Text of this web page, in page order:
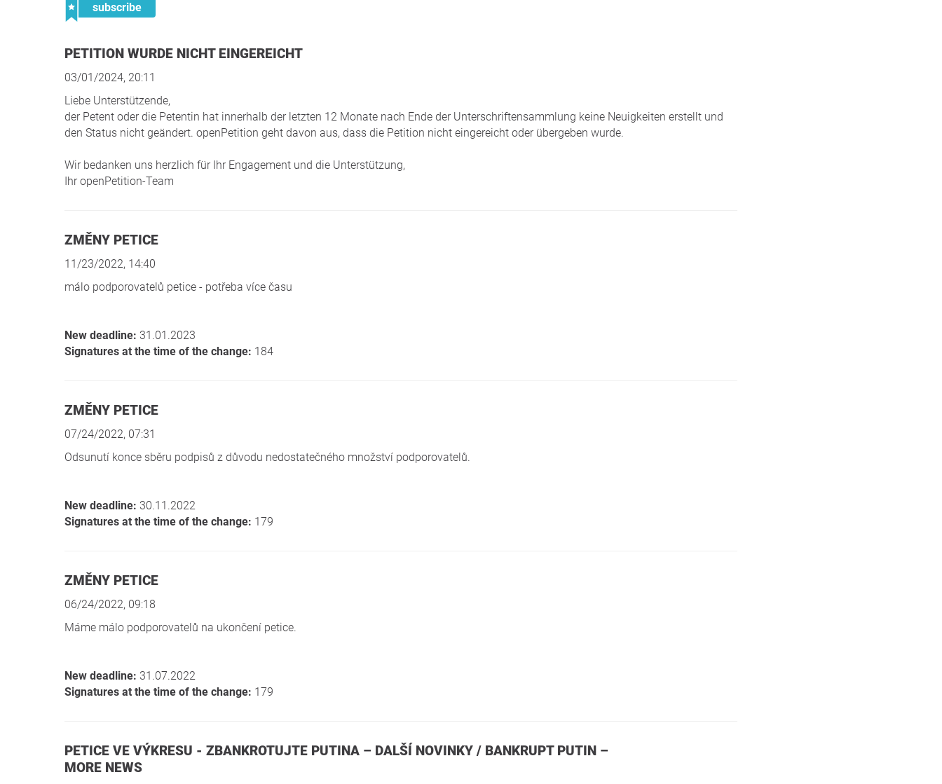
subscribe
PETITION WURDE NICHT EINGEREICHT
03/01/2024, 20:11
Liebe Unterstützende,
der Petent oder die Petentin hat innerhalb der letzten 12 Monate nach Ende der Unterschriftensammlung keine Neuigkeiten erstellt und
den Status nicht geändert. openPetition geht davon aus, dass die Petition nicht eingereicht oder übergeben wurde.
Wir bedanken uns herzlich für Ihr Engagement und die Unterstützung,
Ihr openPetition-Team
ZMĚNY PETICE
11/23/2022, 14:40
málo podporovatelů petice - potřeba více času
New deadline: 31.01.2023
Signatures at the time of the change: 184
ZMĚNY PETICE
07/24/2022, 07:31
Odsunutí konce sběru podpisů z důvodu nedostatečného množství podporovatelů.
New deadline: 30.11.2022
Signatures at the time of the change: 179
ZMĚNY PETICE
06/24/2022, 09:18
Máme málo podporovatelů na ukončení petice.
New deadline: 31.07.2022
Signatures at the time of the change: 179
PETICE VE VÝKRESU - ZBANKROTUJTE PUTINA – DALŠÍ NOVINKY / BANKRUPT PUTIN –
MORE NEWS